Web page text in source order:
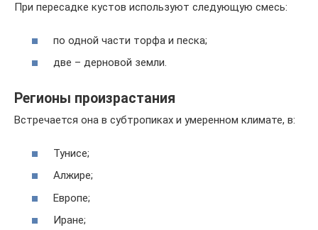
При пересадке кустов используют следующую смесь:
по одной части торфа и песка;
две – дерновой земли.
Регионы произрастания
Встречается она в субтропиках и умеренном климате, в:
Тунисе;
Алжире;
Европе;
Иране;